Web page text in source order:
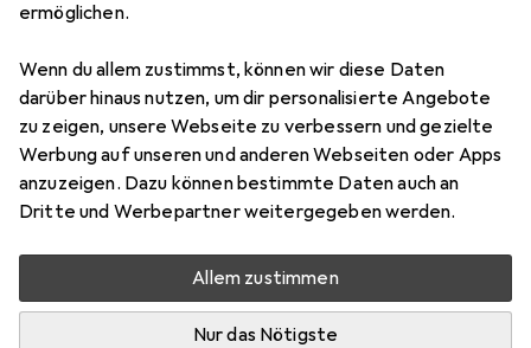
ermöglichen.
Wenn du allem zustimmst, können wir diese Daten
darüber hinaus nutzen, um dir personalisierte Angebote
zu zeigen, unsere Webseite zu verbessern und gezielte
Werbung auf unseren und anderen Webseiten oder Apps
anzuzeigen. Dazu können bestimmte Daten auch an
Dritte und Werbepartner weitergegeben werden.
Allem zustimmen
Nur das Nötigste
Varta Superlife
4 Stk., AAA
Preis in EUR inkl. MwSt.
EUR
1,86
Bewertungen
Mi, 12.8. geliefert